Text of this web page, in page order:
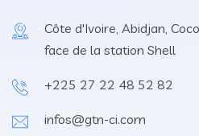
Côte d'Ivoire, Abidjan,
face de la station Shell
+225 27 22 48 52 82
infos@gtn-ci.com